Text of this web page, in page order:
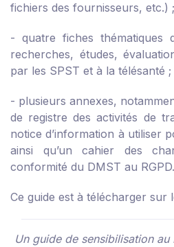
fichiers des fournisseurs, etc.) ;
- quatre fiches thématiques
recherches, études,
par les SPST et à la télésanté ;
- plusieurs annexes,
de registre des activités de
notice d’information à utiliser
ainsi qu’un cahier des
conformité du DMST au RGPD.
Ce guide est à télécharger sur
Un guide de sensibilisation au